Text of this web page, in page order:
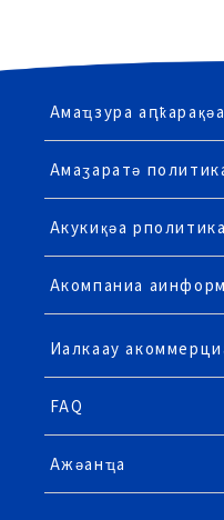
Амаҵзура аԥҟарақәа
Амаӡаратә
Акукиқәа рполитика
Акомпаниа
Иалкаау
FAQ
Ажәанҵа